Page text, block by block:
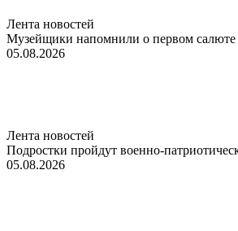
Лента новостей
Музейщики напомнили о первом салюте
05.08.2026
Лента новостей
Подростки пройдут военно-
05.08.2026